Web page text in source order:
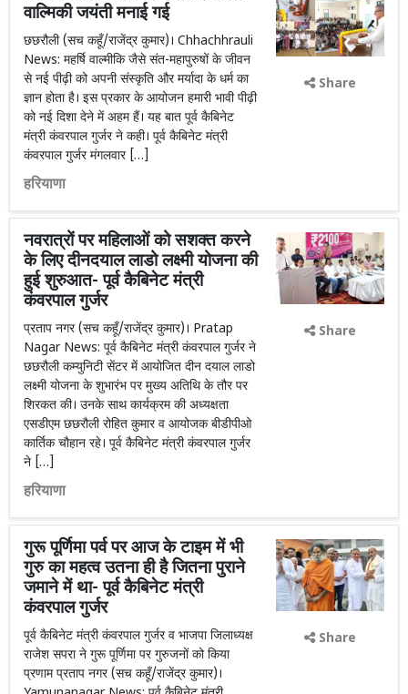
वाल्मिकी जयंती मनाई गई
छछरौली (सच कहूँ/राजेंद्र कुमार)। Chhachhrauli
News: महर्षि वाल्मीकि जैसे संत-महापुरुषों के जीवन
से नई पीढ़ी को अपनी संस्कृति और मर्यादा के धर्म का
ज्ञान होता है। इस प्रकार के आयोजन हमारी भावी पीढ़ी
को नई दिशा देने में अहम हैं। यह बात पूर्व कैबिनेट
मंत्री कंवरपाल गुर्जर ने कही। पूर्व कैबिनेट मंत्री
कंवरपाल गुर्जर मंगलवार […]
हरियाणा
Share
नवरात्रों पर महिलाओं को सशक्त करने
के लिए दीनदयाल लाडो लक्ष्मी योजना की
हुई शुरुआत- पूर्व कैबिनेट मंत्री
कंवरपाल गुर्जर
प्रताप नगर (सच कहूँ/राजेंद्र कुमार)। Pratap
Nagar News: पूर्व कैबिनेट मंत्री कंवरपाल गुर्जर ने
छछरौली कम्युनिटी सेंटर में आयोजित दीन दयाल लाडो
लक्ष्मी योजना के शुभारंभ पर मुख्य अतिथि के तौर पर
शिरकत की। उनके साथ कार्यक्रम की अध्यक्षता
एसडीएम छछरौली रोहित कुमार व आयोजक बीडीपीओ
कार्तिक चौहान रहे। पूर्व कैबिनेट मंत्री कंवरपाल गुर्जर
ने […]
हरियाणा
Share
गुरू पूर्णिमा पर्व पर आज के टाइम में भी
गुरु का महत्व उतना ही है जितना पुराने
जमाने में था- पूर्व कैबिनेट मंत्री
कंवरपाल गुर्जर
पूर्व कैबिनेट मंत्री कंवरपाल गुर्जर व भाजपा जिलाध्यक्ष
राजेश सपरा ने गुरू पूर्णिमा पर गुरुजनों को किया
प्रणाम प्रताप नगर (सच कहूँ/राजेंद्र कुमार)।
Share